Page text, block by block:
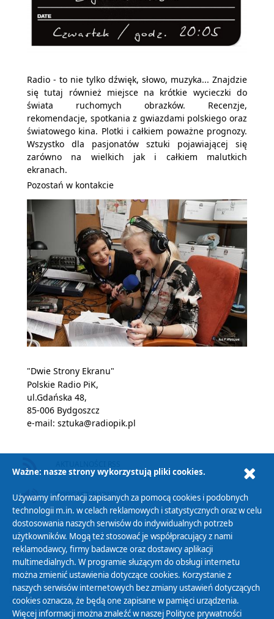
Radio - to nie tylko dźwięk, słowo, muzyka... Znajdzie
się tutaj również miejsce na krótkie wycieczki do
świata ruchomych obrazków. Recenzje,
rekomendacje, spotkania z gwiazdami polskiego oraz
światowego kina. Plotki i całkiem poważne prognozy.
Wszystko dla pasjonatów sztuki pojawiającej się
zarówno na wielkich jak i całkiem malutkich
ekranach.
Pozostań w kontakcie
"Dwie Strony Ekranu"
Polskie Radio PiK,
ul.Gdańska 48,
85-006 Bydgoszcz
e-mail: sztuka@radiopik.pl
PODCAST AUDIO
Polityka Prywatności
Zasady korzystania z Serwisu
Ważne: nasze strony wykorzystują pliki cookies.
Używamy informacji zapisanych za pomocą cookies i podobnych
technologii m.in. w celach reklamowych i statystycznych oraz w celu
dostosowania naszych serwisów do indywidualnych potrzeb
użytkowników. Mogą też stosować je współpracujący z nami
reklamodawcy, firmy badawcze oraz dostawcy aplikacji
multimedialnych. W programie służącym do obsługi internetu
można zmienić ustawienia dotyczące cookies. Korzystanie z
naszych serwisów internetowych bez zmiany ustawień dotyczących
cookies oznacza, że będą one zapisane w pamięci urządzenia.
Więcej informacji można znaleźć w naszej Polityce prywatności